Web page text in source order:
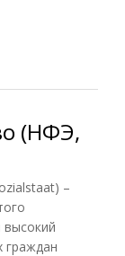
(НФЭ,
–
высокий
граждан